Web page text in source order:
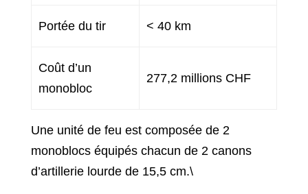
Portée du tir < 40 km
Coût d’un
monobloc
277,2 millions CHF
Une unité de feu est composée de 2
monoblocs équipés chacun de 2 canons
d’artillerie lourde de 15,5 cm.\